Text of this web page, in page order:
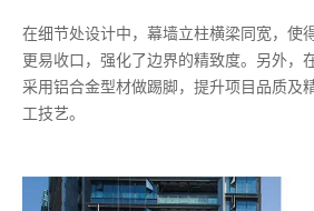
在细节处设计中，幕墙立柱横梁同宽，使
更易收口，强化了边界的精致度。另外，
采用铝合金型材做踢脚，提升项目品质及
工技艺。